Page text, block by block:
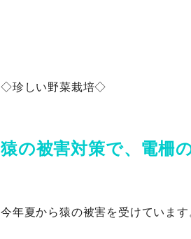
◇珍しい野菜栽培◇
猿の被害対策で、電柵
今年夏から猿の被害を受けています